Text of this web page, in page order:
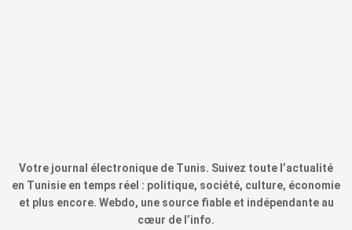
Votre journal électronique de Tunis. Suivez toute l’actualité
en Tunisie en temps réel : politique, société, culture, économie
et plus encore. Webdo, une source fiable et indépendante au
cœur de l’info.